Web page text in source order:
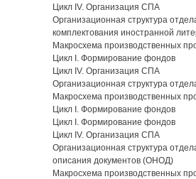
Цикл IV. Организация СПА
Организационная структура
комплектования иностранной
Макросхема производственных
Цикл Ι. Формирование фондов
Цикл IV. Организация СПА
Организационная структура
Макросхема производственных
Цикл Ι. Формирование фондов
Цикл Ι. Формирование фондов
Цикл IV. Организация СПА
Организационная структура
описания документов (ОНОД)
Макросхема производственных